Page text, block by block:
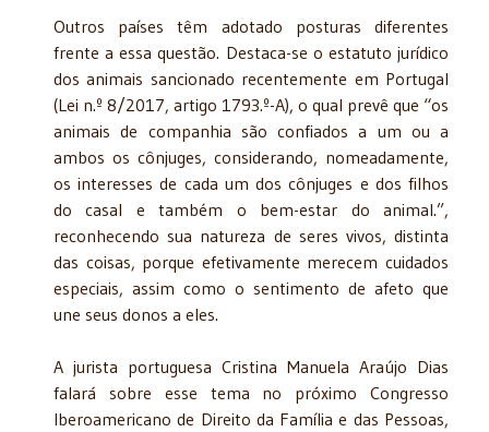
Outros países têm adotado posturas diferentes
frente a essa questão. Destaca-se o estatuto jurídico
dos animais sancionado recentemente em Portugal
(Lei n.º 8/2017, artigo 1793.º-A), o qual prevê que “os
animais de companhia são confiados a um ou a
ambos os cônjuges, considerando, nomeadamente,
os interesses de cada um dos cônjuges e dos filhos
do casal e também o bem-estar do animal.”,
reconhecendo sua natureza de seres vivos, distinta
das coisas, porque efetivamente merecem cuidados
especiais, assim como o sentimento de afeto que
une seus donos a eles.
A jurista portuguesa Cristina Manuela Araújo Dias
falará sobre esse tema no próximo Congresso
Iberoamericano de Direito da Família e das Pessoas,